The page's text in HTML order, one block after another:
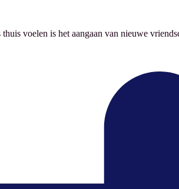
voelen is het aangaan van nieuwe